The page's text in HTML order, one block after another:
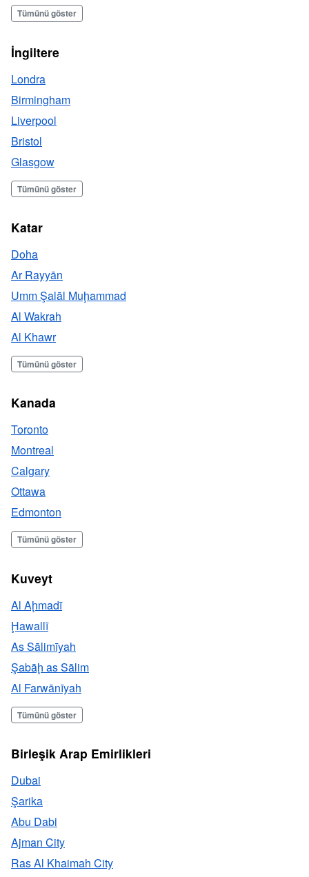
Tümünü göster
İngiltere
Londra
Birmingham
Liverpool
Bristol
Glasgow
Tümünü göster
Katar
Doha
Ar Rayyān
Umm Şalāl Muḩammad
Al Wakrah
Al Khawr
Tümünü göster
Kanada
Toronto
Montreal
Calgary
Ottawa
Edmonton
Tümünü göster
Kuveyt
Al Aḩmadī
Ḩawallī
As Sālimīyah
Şabāḩ as Sālim
Al Farwānīyah
Tümünü göster
Birleşik Arap Emirlikleri
Dubai
Şarika
Abu Dabi
Ajman City
Ras Al Khaimah City